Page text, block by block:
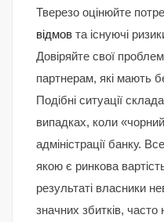
Тверезо оцінюйте
відмов та існуючі
Довіряйте свої
партнерам, які мають
Подібні ситуації
випадках, коли
адміністрації банку.
якою є ринкова
результаті власники
значних збитків,